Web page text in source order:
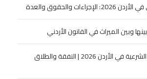
والحقوق والعدة
وبين الميراث في القانون الأردني
رسوم المحاكم الشرعية في الأردن 2026 | النفقة والطلاق